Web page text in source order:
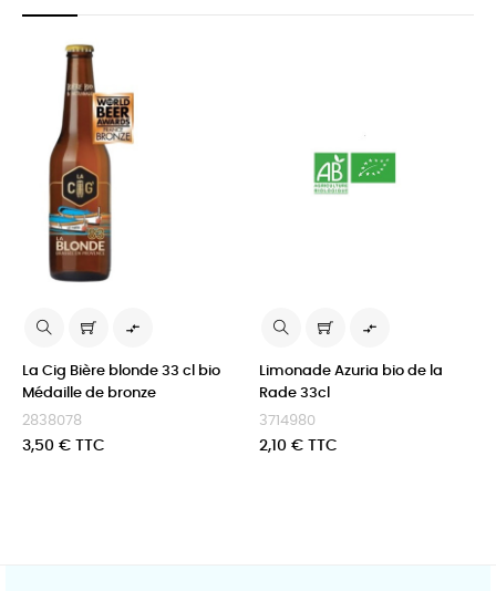

La Cig Bière blonde 33 cl bio
Médaille de bronze
2838078
Prix
3,50 € TTC

Limonade Azuria bio de la
Rade 33cl
3714980
Prix
2,10 € TTC